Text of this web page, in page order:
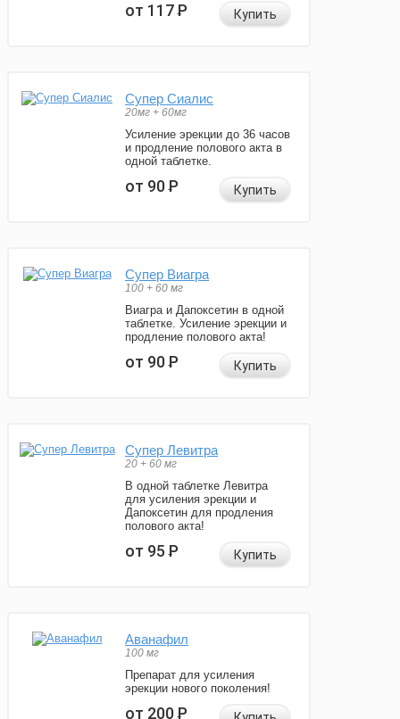
от 117Р Купить
Супер Сиалис
20мг + 60мг
Усиление эрекции до 36 часов
и продление полового акта в
одной таблетке.
от 90Р Купить
Супер Виагра
100 + 60 мг
Виагра и Дапоксетин в одной
таблетке. Усиление эрекции и
продление полового акта!
от 90Р Купить
Супер Левитра
20 + 60 мг
В одной таблетке Левитра
для усиления эрекции и
Дапоксетин для продления
полового акта!
от 95Р Купить
Аванафил
100 мг
Препарат для усиления
эрекции нового поколения!
от 200Р